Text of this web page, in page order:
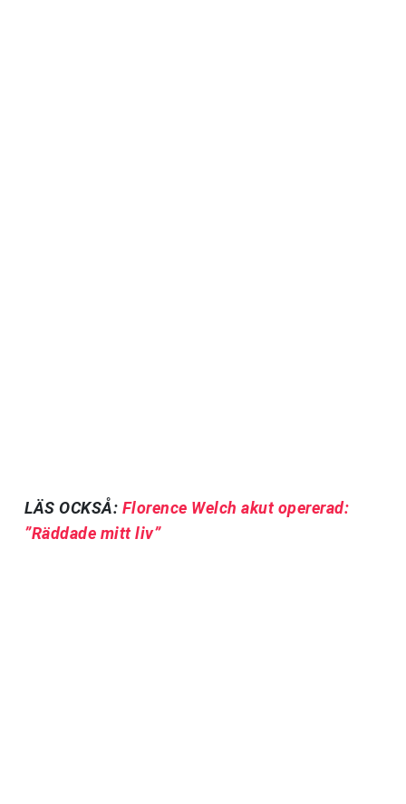
LÄS OCKSÅ: Florence Welch akut opererad:
”Räddade mitt liv”